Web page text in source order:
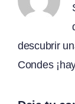
descubrir
Condes